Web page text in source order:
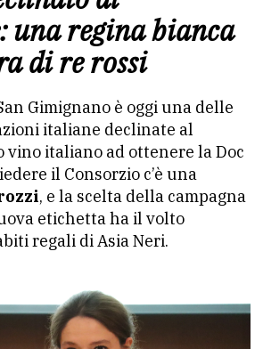
una regina bianca
di re rossi
Gimignano è oggi una delle
italiane declinate al
vino italiano ad ottenere la Doc
il Consorzio c’è una
, e la scelta della campagna
etichetta ha il volto
regali di Asia Neri.